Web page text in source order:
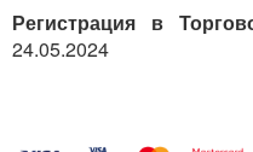
Регистрация в
24.05.2024